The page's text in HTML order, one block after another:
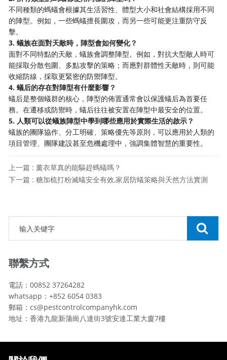
不同種類的螞蟻會根據其生活習性、體型大小和社會結構採用不同
的陣型。例如，一些螞蟻擅長圍攻，而另一些可能更注重防守反
擊。
3. 蟻族在面對天敵時，陣型會如何變化？
面對不同特點的天敵，蟻族會調整陣型。例如，對抗大型敵人時可
能採取分散包圍、多點攻擊的策略；而應對群體性天敵時，則可能
收縮防線，採取更緊密的防禦陣型。
4. 蟻后的存在對陣型有什麼影響？
蟻后是整個蟻群的核心，陣型的佈置通常會以保護蟻后為首要任
務。在遷移或防禦時，蟻后往往被安置在陣型中最安全的位置。
5. 人類可以從蟻族陣型中學到哪些應用於實際生活的啟示？
蟻族的團隊協作、分工明確、策略優先等原則，可以應用於人類的
項目管理、團隊建設甚至危機處理中，強調集體智慧的重要性。
上一篇 : 薰衣草真的能驅趕螞蟻嗎？
下一篇 : 糖加梳打粉滅蟻安全有效,家居防蟻策略與天然方法實測
聯繫方式
電話：00852 37264282
whatsapp：+852 6054 0383
郵箱：cs@pestcontrolcompanyhk.com
地址：香港九龍新蒲崗八達街3號安達工業大廈7樓